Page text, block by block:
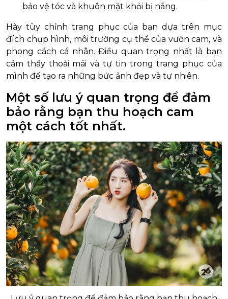
bảo vệ tóc và khuôn mặt khỏi bị nắng.
Hãy tùy chỉnh trang phục của bạn dựa trên mục
đích chụp hình, môi trường cụ thể của vườn cam, và
phong cách cá nhân. Điều quan trọng nhất là bạn
cảm thấy thoải mái và tự tin trong trang phục của
mình để tạo ra những bức ảnh đẹp và tự nhiên.
Một số lưu ý quan trọng để đảm
bảo rằng bạn thu hoạch cam
một cách tốt nhất.